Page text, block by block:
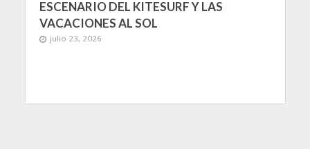
ESCENARIO DEL KITESURF Y LAS
VACACIONES AL SOL
julio 23, 2026